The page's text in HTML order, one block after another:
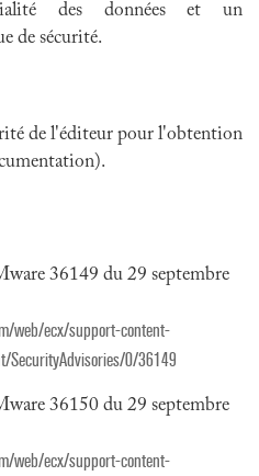
des données et un
de sécurité.
de l'éditeur pour l'obtention
36149 du 29 septembre
web/ecx/support-content-
SecurityAdvisories/0/36149
36150 du 29 septembre
web/ecx/support-content-